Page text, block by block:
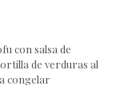
con salsa de
de verduras al
congelar